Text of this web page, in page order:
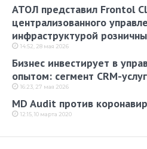
АТОЛ представил Frontol
централизованного
инфраструктурой
14:52, 28 мая 2026
Бизнес инвестирует в
опытом: сегмент CRM-
16:23, 27 мая 2026
MD Audit против
12:15, 10 марта 2020